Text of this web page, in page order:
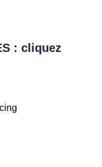
: cliquez